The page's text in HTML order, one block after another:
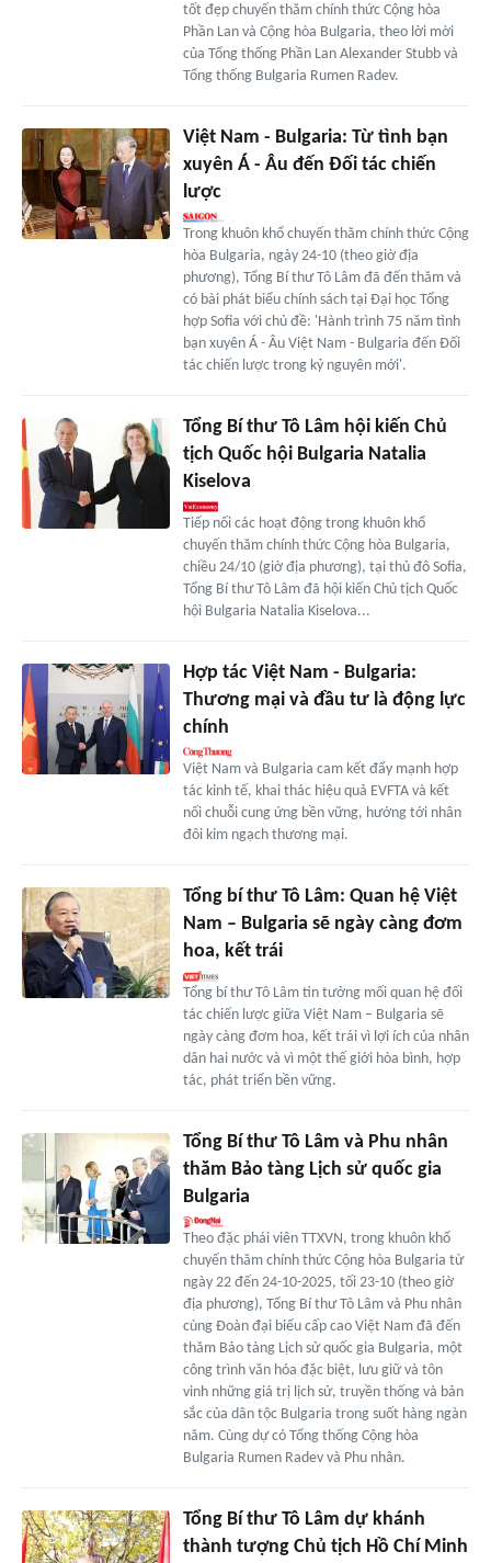
tốt đẹp chuyến thăm chính thức Cộng hòa
Phần Lan và Cộng hòa Bulgaria, theo lời mời
của Tổng thống Phần Lan Alexander Stubb và
Tổng thống Bulgaria Rumen Radev.
Việt Nam - Bulgaria: Từ tình bạn
xuyên Á - Âu đến Đối tác chiến
lược
Trong khuôn khổ chuyến thăm chính thức Cộng
hòa Bulgaria, ngày 24-10 (theo giờ địa
phương), Tổng Bí thư Tô Lâm đã đến thăm và
có bài phát biểu chính sách tại Đại học Tổng
hợp Sofia với chủ đề: 'Hành trình 75 năm tình
bạn xuyên Á - Âu Việt Nam - Bulgaria đến Đối
tác chiến lược trong kỷ nguyên mới'.
Tổng Bí thư Tô Lâm hội kiến Chủ
tịch Quốc hội Bulgaria Natalia
Kiselova
Tiếp nối các hoạt động trong khuôn khổ
chuyến thăm chính thức Cộng hòa Bulgaria,
chiều 24/10 (giờ địa phương), tại thủ đô Sofia,
Tổng Bí thư Tô Lâm đã hội kiến Chủ tịch Quốc
hội Bulgaria Natalia Kiselova...
Hợp tác Việt Nam - Bulgaria:
Thương mại và đầu tư là động lực
chính
Việt Nam và Bulgaria cam kết đẩy mạnh hợp
tác kinh tế, khai thác hiệu quả EVFTA và kết
nối chuỗi cung ứng bền vững, hướng tới nhân
đôi kim ngạch thương mại.
Tổng bí thư Tô Lâm: Quan hệ Việt
Nam – Bulgaria sẽ ngày càng đơm
hoa, kết trái
Tổng bí thư Tô Lâm tin tưởng mối quan hệ đối
tác chiến lược giữa Việt Nam – Bulgaria sẽ
ngày càng đơm hoa, kết trái vì lợi ích của nhân
dân hai nước và vì một thế giới hòa bình, hợp
tác, phát triển bền vững.
Tổng Bí thư Tô Lâm và Phu nhân
thăm Bảo tàng Lịch sử quốc gia
Bulgaria
Theo đặc phái viên TTXVN, trong khuôn khổ
chuyến thăm chính thức Cộng hòa Bulgaria từ
ngày 22 đến 24-10-2025, tối 23-10 (theo giờ
địa phương), Tổng Bí thư Tô Lâm và Phu nhân
cùng Đoàn đại biểu cấp cao Việt Nam đã đến
thăm Bảo tàng Lịch sử quốc gia Bulgaria, một
công trình văn hóa đặc biệt, lưu giữ và tôn
vinh những giá trị lịch sử, truyền thống và bản
sắc của dân tộc Bulgaria trong suốt hàng ngàn
năm. Cùng dự có Tổng thống Cộng hòa
Bulgaria Rumen Radev và Phu nhân.
Tổng Bí thư Tô Lâm dự khánh
thành tượng Chủ tịch Hồ Chí Minh